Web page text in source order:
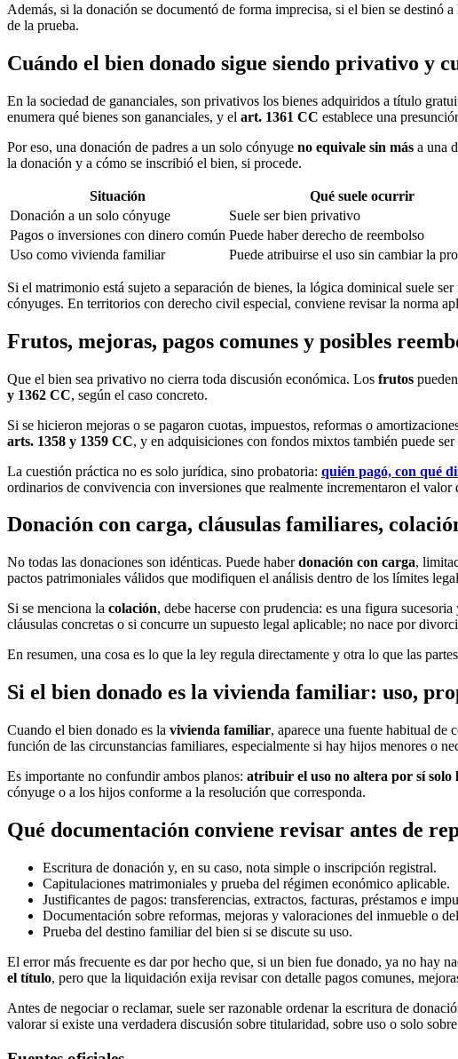
Además, si la donación se documentó de forma imprecisa, si el bien se
de la prueba.
Cuándo el bien donado sigue siendo privativo y
En la sociedad de gananciales, son privativos los bienes adquiridos a título
enumera qué bienes son gananciales, y el art. 1361 CC establece una
Por eso, una donación de padres a un solo cónyuge no equivale sin más a una
la donación y a cómo se inscribió el bien, si procede.
Situación Qué suele ocurrir
Donación a un solo cónyuge
Suele ser bien privativo
Pagos o inversiones con dinero común Puede haber derecho de reembolso
Uso como vivienda familiar
Puede atribuirse el uso sin cambiar la
Si el matrimonio está sujeto a separación de bienes, la lógica dominical suele
cónyuges. En territorios con derecho civil especial, conviene revisar la norma
Frutos, mejoras, pagos comunes y posibles
Que el bien sea privativo no cierra toda discusión económica. Los frutos
y 1362 CC, según el caso concreto.
Si se hicieron mejoras o se pagaron cuotas, impuestos, reformas o
arts. 1358 y 1359 CC, y en adquisiciones con fondos mixtos también puede
La cuestión práctica no es solo jurídica, sino probatoria: quién pagó, con qué
ordinarios de convivencia con inversiones que realmente incrementaron el valor
Donación con carga, cláusulas familiares,
No todas las donaciones son idénticas. Puede haberdonación con carga,
pactos patrimoniales válidos que modifiquen el análisis dentro de los límites
Si se menciona la colación, debe hacerse con prudencia: es una figura sucesoria
cláusulas concretas o si concurre un supuesto legal aplicable; no nace por
En resumen, una cosa es lo que la ley regula directamente y otra lo que las
Si el bien donado es la vivienda familiar: uso,
Cuando el bien donado es la vivienda familiar, aparece una fuente habitual de
función de las circunstancias familiares, especialmente si hay hijos menores o
Es importante no confundir ambos planos: atribuir el uso no altera por sí
cónyuge o a los hijos conforme a la resolución que corresponda.
Qué documentación conviene revisar antes de
Escritura de donación y, en su caso, nota simple o inscripción registral.
Capitulaciones matrimoniales y prueba del régimen económico aplicable.
Justificantes de pagos: transferencias, extractos, facturas, préstamos e
Documentación sobre reformas, mejoras y valoraciones del inmueble o
Prueba del destino familiar del bien si se discute su uso.
El error más frecuente es dar por hecho que, si un bien fue donado, ya no hay
el título, pero que la liquidación exija revisar con detalle pagos comunes,
Antes de negociar o reclamar, suele ser razonable ordenar la escritura de
valorar si existe una verdadera discusión sobre titularidad, sobre uso o solo